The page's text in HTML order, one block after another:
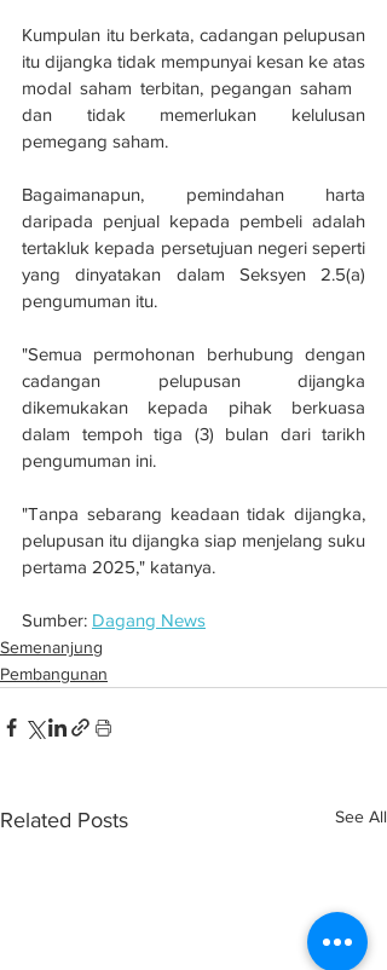
Kumpulan itu berkata, cadangan pelupusan
itu dijangka tidak mempunyai kesan ke atas
modal saham terbitan, pegangan saham
dan tidak memerlukan kelulusan
pemegang saham.
Bagaimanapun, pemindahan harta
daripada penjual kepada pembeli adalah
tertakluk kepada persetujuan negeri seperti
yang dinyatakan dalam Seksyen 2.5(a)
pengumuman itu.
"Semua permohonan berhubung dengan
cadangan pelupusan dijangka
dikemukakan kepada pihak berkuasa
dalam tempoh tiga (3) bulan dari tarikh
pengumuman ini.
"Tanpa sebarang keadaan tidak dijangka,
pelupusan itu dijangka siap menjelang suku
pertama 2025," katanya.
Sumber: Dagang News
Semenanjung
Pembangunan
Related Posts See All